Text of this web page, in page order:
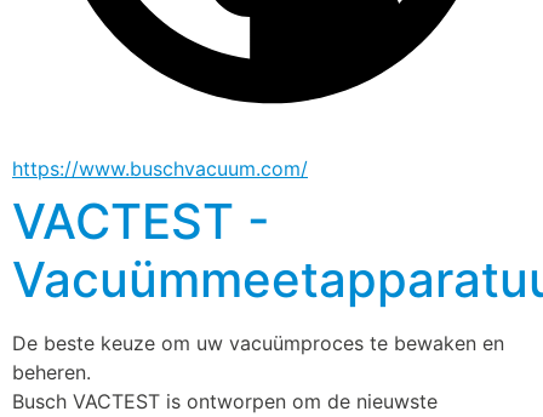
https://www.buschvacuum.com/
VACTEST -
De beste keuze om uw vacuümproces te bewaken en
beheren.
Busch VACTEST is ontworpen om de nieuwste